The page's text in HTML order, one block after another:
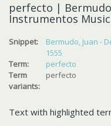
perfecto |
Instrumentos
Snippet:
Bermudo, Juan -
1555
Term:
perfecto
Term
variants:
perfecto
Text with highlighted